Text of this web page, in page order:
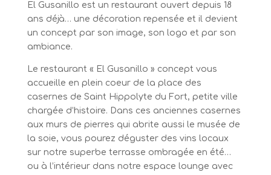
El Gusanillo est un restaurant ouvert depuis 18
ans déjà… une décoration repensée et il devient
un concept par son image, son logo et par son
ambiance.
Le restaurant « El Gusanillo » concept vous
accueille en plein coeur de la place des
casernes de Saint Hippolyte du Fort, petite ville
chargée d’histoire. Dans ces anciennes casernes
aux murs de pierres qui abrite aussi le musée de
la soie, vous pourez déguster des vins locaux
sur notre superbe terrasse ombragée en été…
ou à l’intérieur dans notre espace lounge avec